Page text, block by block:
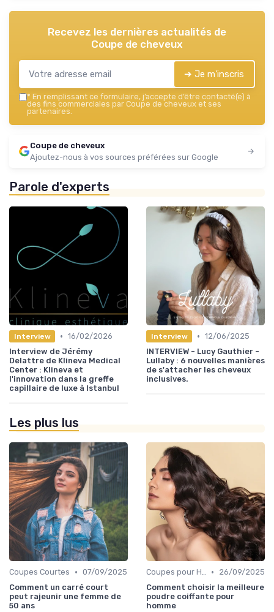
Recevez les dernières actualités de
Coupe de cheveux
➔ Je m'inscris
* En remplissant ce formulaire, j’accepte d’être contacté(e) à
des fins commerciales par Coupe de cheveux et ses
partenaires.
Coupe de cheveux
Ajoutez-nous à vos sources préférées sur Google
Parole d'experts
Interview • 16/02/2026
Interview de Jérémy
Delattre de Klineva Medical
Center : Klineva et
l'innovation dans la greffe
capillaire de luxe à Istanbul
Interview • 12/06/2025
INTERVIEW - Lucy Gauthier -
Lullaby : 6 nouvelles manières
de s'attacher les cheveux
inclusives.
Les plus lus
Coupes Courtes • 07/09/2025
Comment un carré court
peut rajeunir une femme de
50 ans
Coupes pour Hommes •
26/09/2025
Comment choisir la meilleure
poudre coiffante pour
homme